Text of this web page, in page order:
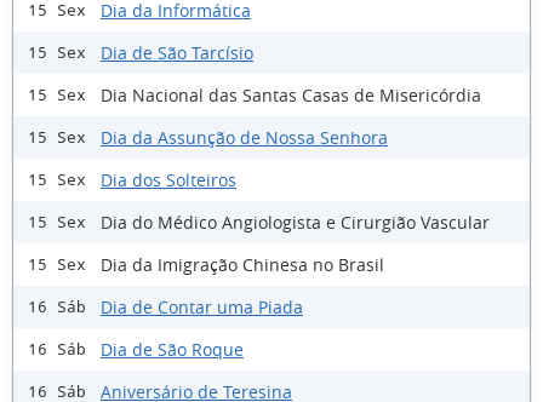
15 Sex Dia da Informática
15 Sex Dia de São Tarcísio
15 Sex Dia Nacional das Santas Casas de Misericórdia
15 Sex Dia da Assunção de Nossa Senhora
15 Sex Dia dos Solteiros
15 Sex Dia do Médico Angiologista e Cirurgião Vascular
15 Sex Dia da Imigração Chinesa no Brasil
16 Sáb Dia de Contar uma Piada
16 Sáb Dia de São Roque
16 Sáb Aniversário de Teresina